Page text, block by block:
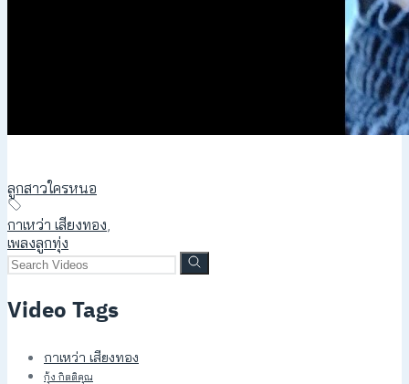
ลูกสาวใครหนอ
กาเหว่า เสียงทอง,
เพลงลูกทุ่ง
Video Tags
กาเหว่า เสียงทอง
กุ้ง กิตติคุณ